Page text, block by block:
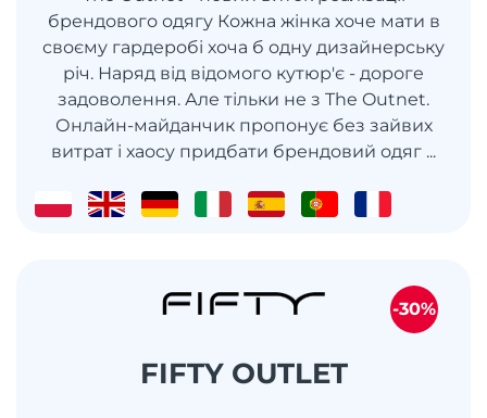
брендового одягу Кожна жінка хоче мати в
своєму гардеробі хоча б одну дизайнерську
річ. Наряд від відомого кутюр'є - дороге
задоволення. Але тільки не з The Outnet.
Онлайн-майданчик пропонує без зайвих
витрат і хаосу придбати брендовий одяг ...
FIFTY OUTLET
-30%